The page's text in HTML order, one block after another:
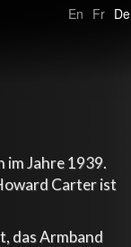
En Fr De
im Jahre 1939.
Carter ist
das Armband